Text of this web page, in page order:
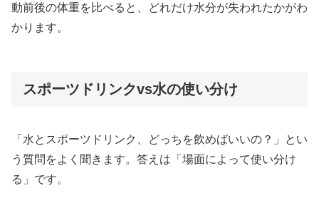
動前後の体重を比べると、どれだけ水分が失われたかがわ
かります。
スポーツドリンクvs水の使い分け
「水とスポーツドリンク、どっちを飲めばいいの？」とい
う質問をよく聞きます。答えは「場面によって使い分け
る」です。